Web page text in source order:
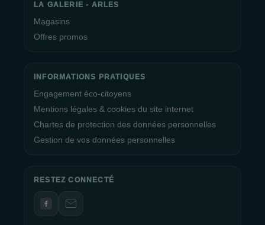
LA GALERIE - ARLES
Magasins
Offres promos
INFORMATIONS PRATIQUES
Engagement éco-citoyens
Mentions légales & cookies du site internet
Chartes de protection des données personnelles
Gestion de vos données personnelles
RESTEZ CONNECTÉ